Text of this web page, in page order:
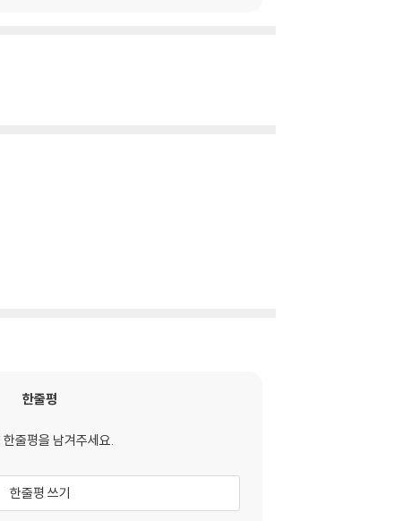
한줄평
한줄평을 남겨주세요.
한줄평 쓰기